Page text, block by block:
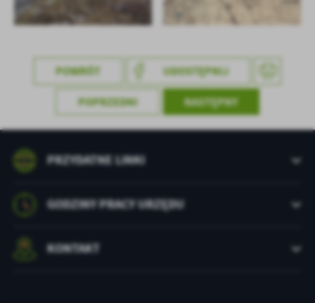
POWRÓT UDOSTĘPNIJ
POPRZEDNI NASTĘPNY
PRZYDATNE LINKI
GODZINY PRACY URZĘDU
KONTAKT